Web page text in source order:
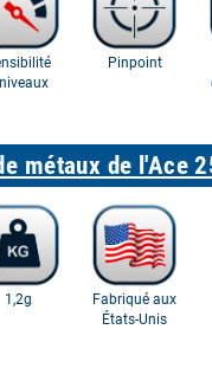
Pinpoint
métaux de l'Ace
1,2g
Fabriqué aux
États-Unis